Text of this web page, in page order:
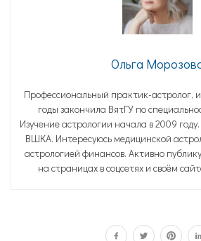
Ольга
Профессиональный практик-астролог,
годы закончила ВятГУ по
Изучение астрологии начала в 2009
ВШКА. Интересуюсь медицинской
астрологией финансов. Активно
на страницах в соцсетях и своём